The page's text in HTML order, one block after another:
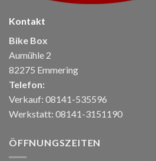
Kontakt
Bike Box
Aumühle 2
82275 Emmering
Telefon:
Verkauf: 08141-535596
Werkstatt: 08141-3151190
ÖFFNUNGSZEITEN